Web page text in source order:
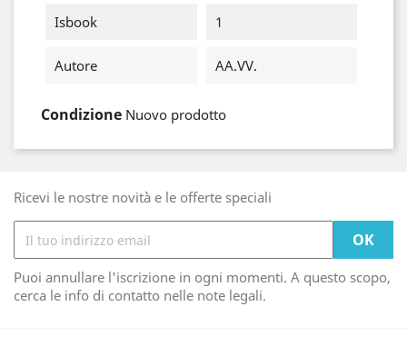
Isbook
1
Autore AA.VV.
Condizione Nuovo prodotto
Ricevi le nostre novità e le offerte speciali
Puoi annullare l'iscrizione in ogni momenti. A questo scopo,
cerca le info di contatto nelle note legali.